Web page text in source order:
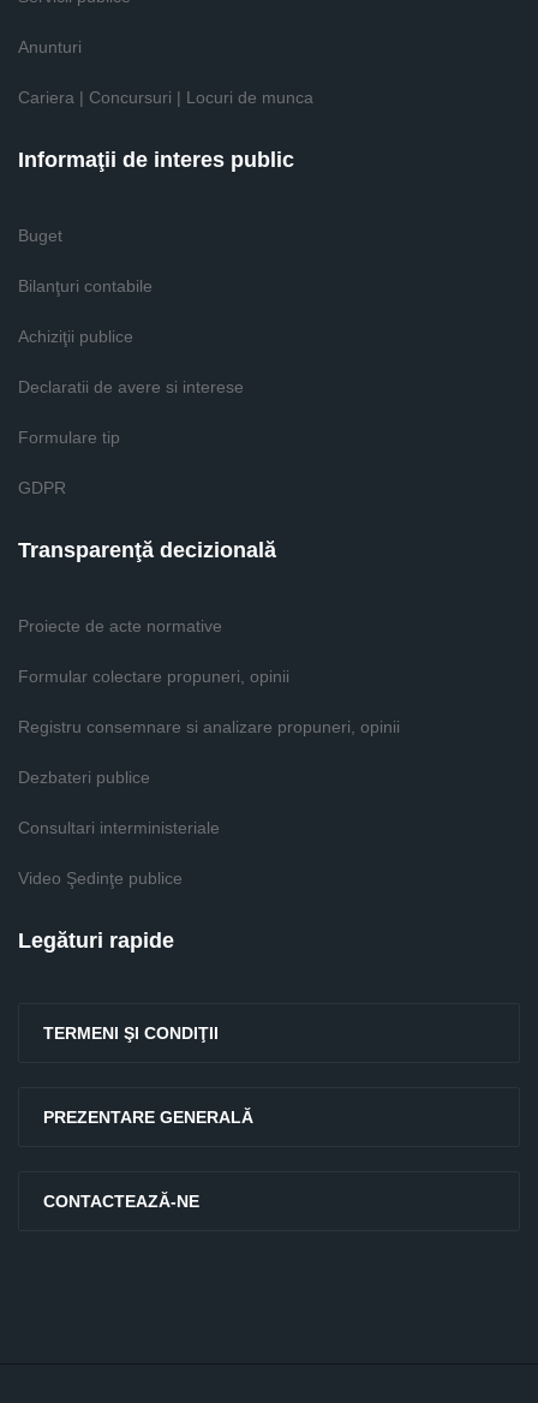
Anunturi
Cariera | Concursuri | Locuri de munca
Informaţii de interes public
Buget
Bilanţuri contabile
Achiziţii publice
Declaratii de avere si interese
Formulare tip
GDPR
Transparenţă decizională
Proiecte de acte normative
Formular colectare propuneri, opinii
Registru consemnare si analizare propuneri, opinii
Dezbateri publice
Consultari interministeriale
Video Şedinţe publice
Legături rapide
TERMENI ŞI CONDIŢII
PREZENTARE GENERALĂ
CONTACTEAZĂ-NE